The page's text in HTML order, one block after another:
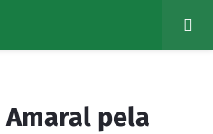
Amaral pela